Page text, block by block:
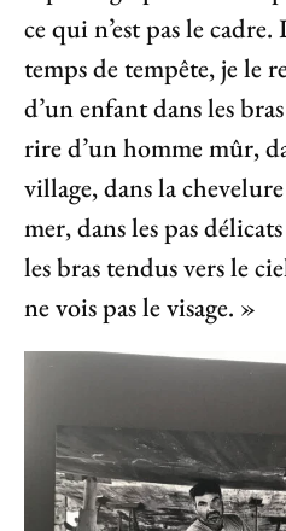
ce qui n’est pas le
temps de tempête, je le
d’un enfant dans les
rire d’un homme mûr,
village, dans la
mer, dans les pas
les bras tendus vers le
ne vois pas le visage. »